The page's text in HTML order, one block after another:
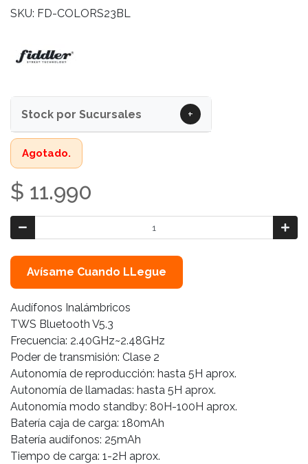
SKU: FD-COLORS23BL
Stock por Sucursales +
Agotado.
$ 11.990
Avísame Cuando LLegue
Audífonos Inalámbricos
TWS Bluetooth V5.3
Frecuencia: 2.40GHz~2.48GHz
Poder de transmisión: Clase 2
Autonomía de reproducción: hasta 5H aprox.
Autonomía de llamadas: hasta 5H aprox.
Autonomía modo standby: 80H-100H aprox.
Batería caja de carga: 180mAh
Batería audífonos: 25mAh
Tiempo de carga: 1-2H aprox.